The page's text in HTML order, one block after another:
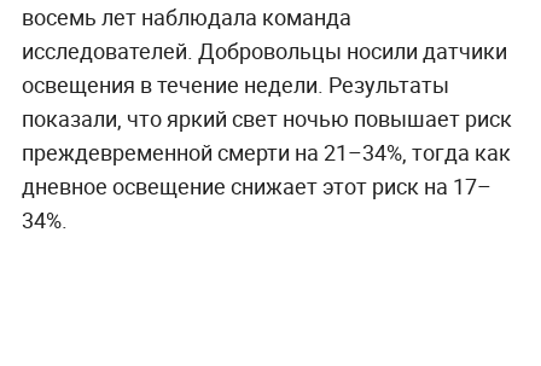
восемь лет наблюдала команда
исследователей. Добровольцы носили датчики
освещения в течение недели. Результаты
показали, что яркий свет ночью повышает риск
преждевременной смерти на 21–34%, тогда как
дневное освещение снижает этот риск на 17–
34%.